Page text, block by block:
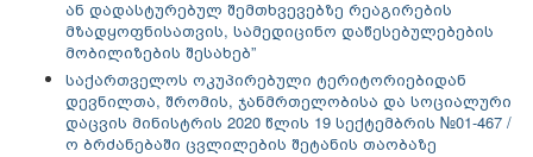
ან დადასტურებულ შემთხვევებზე რეაგირების
მზადყოფნისათვის, სამედიცინო დაწესებულებების
მობილიზების შესახებ”
საქართველოს ოკუპირებული ტერიტორიებიდან
დევნილთა, შრომის, ჯანმრთელობისა და სოციალური
დაცვის მინისტრის 2020 წლის 19 სექტემბრის №01-467 /
ო ბრძანებაში ცვლილების შეტანის თაობაზე